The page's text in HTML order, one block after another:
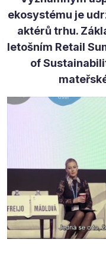
ekosystému je
aktérů trhu.
letošním Retail
of